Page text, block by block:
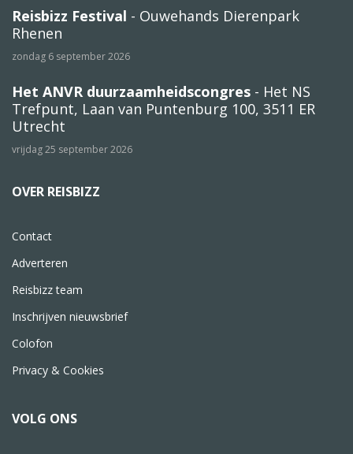
Reisbizz Festival - Ouwehands Dierenpark
Rhenen
zondag 6 september 2026
Het ANVR duurzaamheidscongres - Het NS
Trefpunt, Laan van Puntenburg 100, 3511 ER
Utrecht
vrijdag 25 september 2026
OVER REISBIZZ
Contact
Adverteren
Reisbizz team
Inschrijven nieuwsbrief
Colofon
Privacy & Cookies
VOLG ONS